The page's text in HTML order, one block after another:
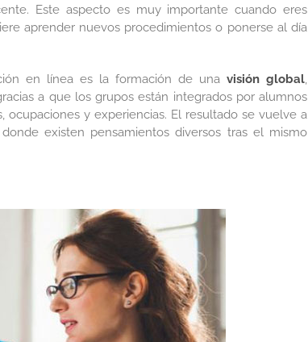
Este aspecto es muy importante cuando eres
aprender nuevos procedimientos o ponerse al día
en línea es la formación de unavisión global,
a que los grupos están integrados por alumnos
y experiencias. El resultado se vuelve a
existen pensamientos diversos tras el mismo